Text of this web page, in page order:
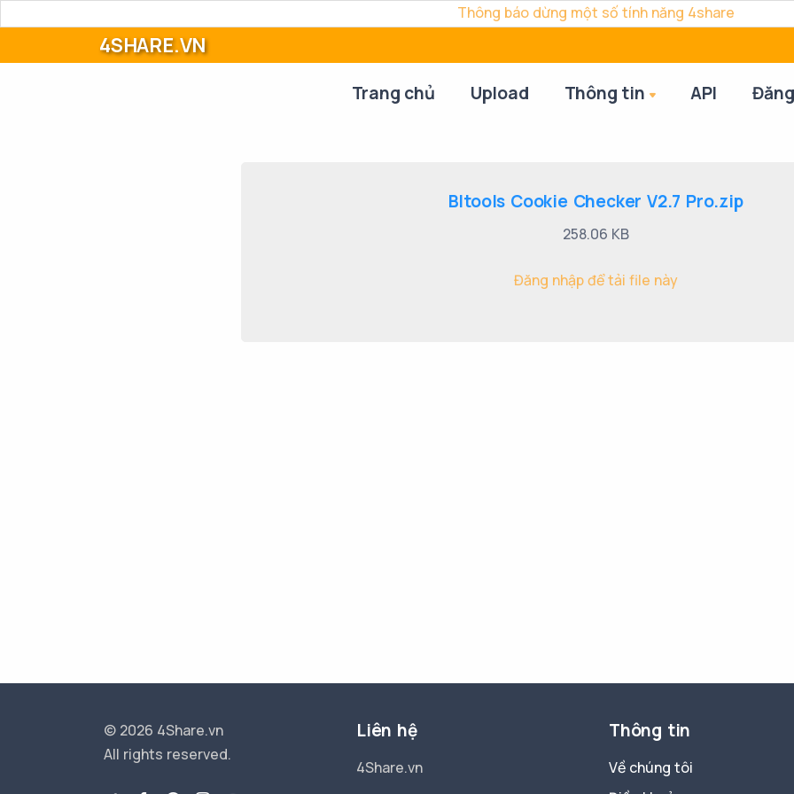
Thông báo dừng một số tính năng 4share
4SHARE.VN
Trang chủ Upload Thông tin API
Bltools Cookie Checker V2.7 Pro.zip
258.06 KB
Đăng nhập để tải file này
© 2026 4Share.vn
All rights reserved.
Liên hệ
4Share.vn
Thông tin
Về chúng tôi